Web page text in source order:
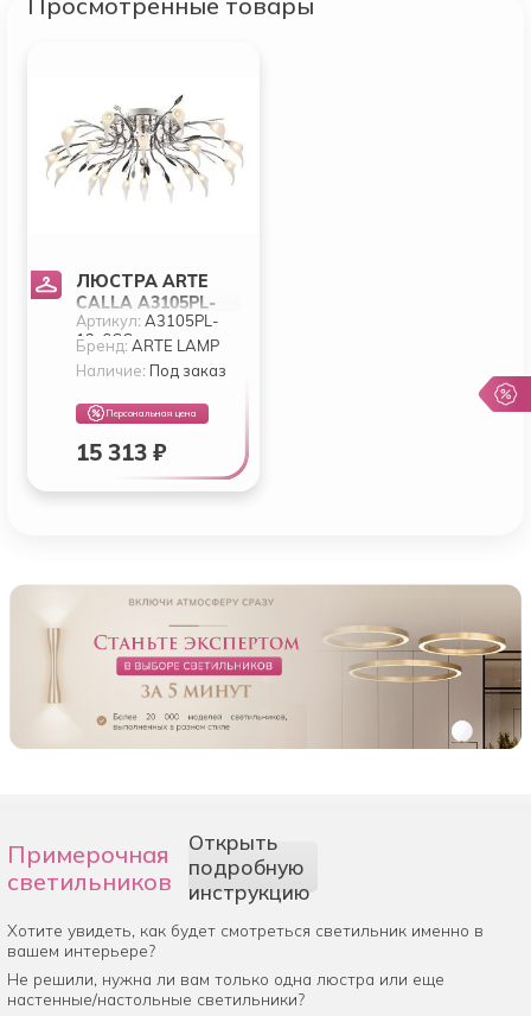
ЛЮСТРА ARTE
CALLA A3105PL-
12-6CC
Артикул:A3105PL-
12-6CC
Бренд:ARTE LAMP
Наличие: Под заказ
Персональная цена
15 313 ₽
Примерочная
светильников
Открыть
подробную
инструкцию
Хотите увидеть, как будет смотреться светильник именно в
вашем интерьере?
Не решили, нужна ли вам только одна люстра или еще
настенные/настольные светильники?